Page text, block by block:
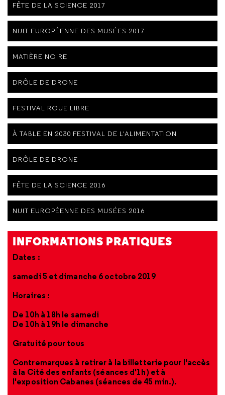
FÊTE DE LA SCIENCE 2017
NUIT EUROPÉENNE DES MUSÉES 2017
MATIÈRE NOIRE
DRÔLE DE DRONE
FESTIVAL ROUE LIBRE
À TABLE EN 2030 FESTIVAL DE L'ALIMENTATION
DRÔLE DE DRONE
FÊTE DE LA SCIENCE 2016
NUIT EUROPÉENNE DES MUSÉES 2016
INFORMATIONS PRATIQUES
Dates :
samedi 5 et dimanche 6 octobre 2019
Horaires :
De 10h à 18h le samedi
De 10h à 19h le dimanche
Gratuité pour tous
Contremarques à retirer à la billetterie pour l'accès
à la Cité des enfants (séances d'1h) et à
l'exposition Cabanes (séances de 45 min.).